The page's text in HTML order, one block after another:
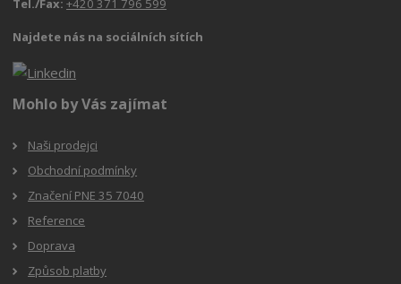
Tel./Fax:+420 371 796 599
Najdete nás na sociálních sítích
Mohlo by Vás zajímat
Naši prodejci
Obchodní podmínky
Značení PNE 35 7040
Reference
Doprava
Způsob platby